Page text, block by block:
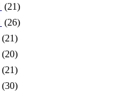
(21)
(26)
(21)
(20)
(21)
(30)